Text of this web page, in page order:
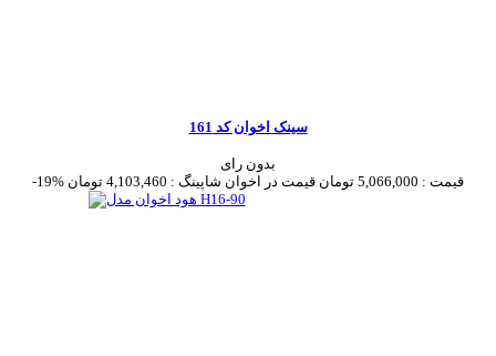
سینک اخوان کد 161
بدون رای
-19%
قیمت : 5,066,000 تومان قیمت در اخوان شاپینگ : 4,103,460 تومان